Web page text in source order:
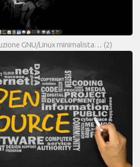
GNU/Linux minimalista… (2)